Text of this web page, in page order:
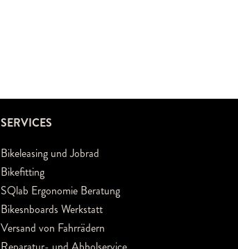
SERVICES
Bikeleasing und Jobrad
Bikefitting
SQlab Ergonomie Beratung
Bikesnboards Werkstatt
Versand von Fahrrädern